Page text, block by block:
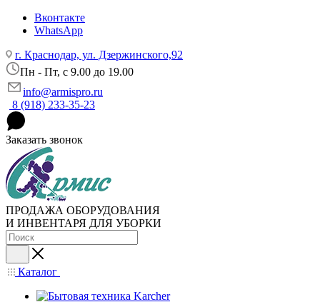
Вконтакте
WhatsApp
г. Краснодар, ул. Дзержинского,92
Пн - Пт, c 9.00 до 19.00
info@armispro.ru
8 (918) 233-35-23
Заказать звонок
ПРОДАЖА ОБОРУДОВАНИЯ
И ИНВЕНТАРЯ ДЛЯ УБОРКИ
Каталог